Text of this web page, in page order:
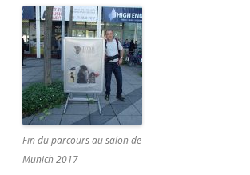
Fin du parcours au salon de
Munich 2017